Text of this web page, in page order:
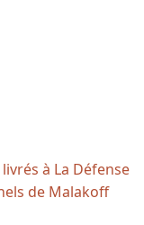
à La Défense
de Malakoff